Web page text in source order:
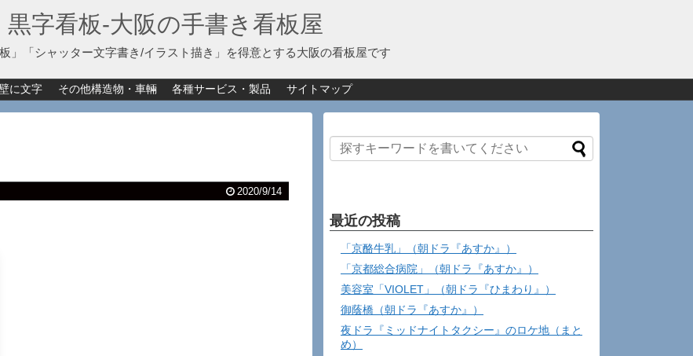
黒字看板‐大阪の手書き看板屋
板」「シャッター文字書き/イラスト描き」を得意とする大阪の看板屋です
に文字 その他構造物・車輛 各種サービス・製品 サイトマップ
2020/9/14
最近の投稿
「京酪牛乳」（朝ドラ『あすか』）
「京都総合病院」（朝ドラ『あすか』）
美容室「VIOLET」（朝ドラ『ひまわり』）
御蔭橋（朝ドラ『あすか』）
夜ドラ『ミッドナイトタクシー』のロケ地（まと
め）